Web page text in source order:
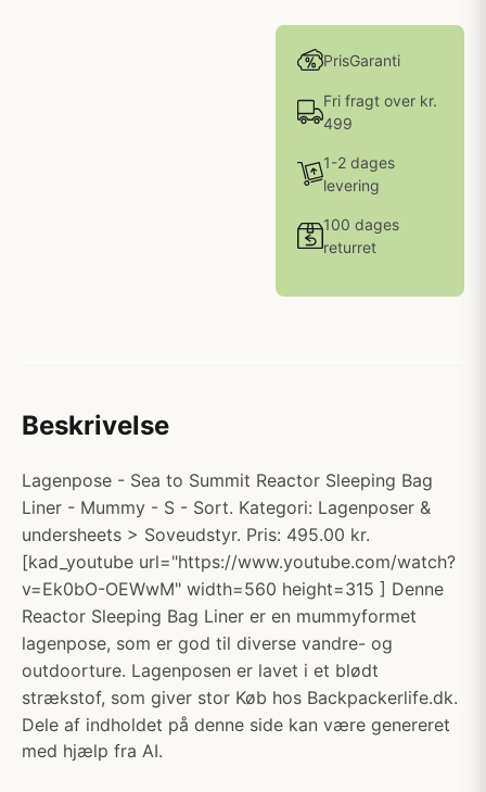
PrisGaranti
Fri fragt over kr.
499
1-2 dages
levering
100 dages
returret
Beskrivelse
Lagenpose - Sea to Summit Reactor Sleeping Bag
Liner - Mummy - S - Sort. Kategori: Lagenposer &
undersheets > Soveudstyr. Pris: 495.00 kr.
[kad_youtube url="https://www.youtube.com/watch?
v=Ek0bO-OEWwM" width=560 height=315 ] Denne
Reactor Sleeping Bag Liner er en mummyformet
lagenpose, som er god til diverse vandre- og
outdoorture. Lagenposen er lavet i et blødt
strækstof, som giver stor Køb hos Backpackerlife.dk.
Dele af indholdet på denne side kan være genereret
med hjælp fra AI.